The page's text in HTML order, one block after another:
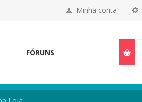
Minha conta
FÓRUNS